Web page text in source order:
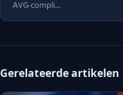
AVG-compli...
Gerelateerde artikelen